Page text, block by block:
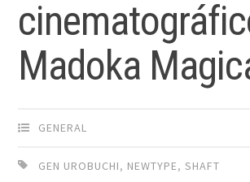
Madoka
GENERAL
GEN UROBUCHI, NEWTYPE,SHAFT